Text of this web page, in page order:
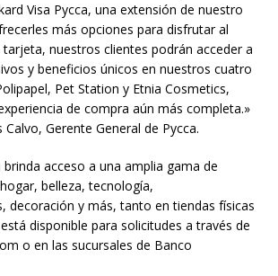
Visa Pycca, una extensión de nuestro
más opciones para disfrutar al
nuestros clientes podrán acceder a
y beneficios únicos en nuestros cuatro
Pet Station y Etnia Cosmetics,
de compra aún más completa.»
Gerente General de Pycca.
acceso a una amplia gama de
belleza, tecnología,
decoración y más, tanto en tiendas físicas
disponible para solicitudes a través de
o en las sucursales de Banco